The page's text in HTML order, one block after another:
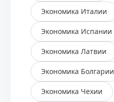
Экономика Италии
Экономика Испании
Экономика Латвии
Экономика Болгарии
Экономика Чехии